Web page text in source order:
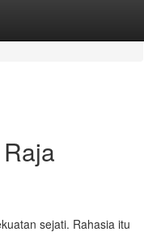
sejati. Rahasia itu